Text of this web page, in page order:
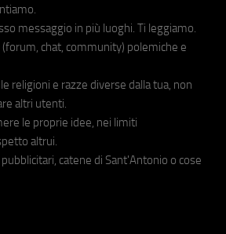
messaggio in più luoghi. Ti leggiamo.
(forum, chat, community) polemiche e
religioni e razze diverse dalla tua, non
altri utenti.
le proprie idee, nei limiti
altrui.
catene di Sant'Antonio o cose